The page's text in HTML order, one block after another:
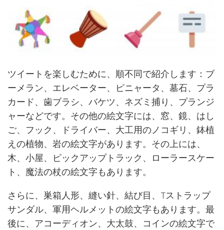
ツイートを楽しむために、順不同で紹介します：ブ
ーメラン、エレベーター、ピニャータ、墓石、プラ
カード、歯ブラシ、バケツ、ネズミ捕り、プランジ
ャーなどです。その他の絵文字には、窓、鏡、はし
ご、フック、ドライバー、大工用のノコギリ、鉢植
えの植物、岩の絵文字があります。その上には、
木、小屋、ピックアップトラック、ローラースケー
ト、魔法の杖の絵文字もあります。
さらに、巣箱人形、縫い針、結び目、Tストラップ
サンダル、軍用ヘルメットの絵文字もあります。最
後に、アコーディオン、大太鼓、コインの絵文字で